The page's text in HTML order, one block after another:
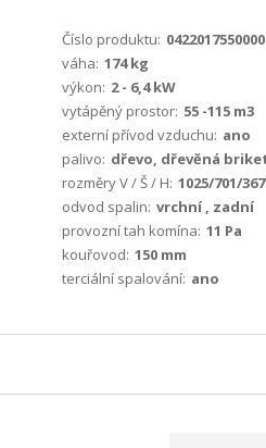
Číslo produktu: 0422017550000
váha: 174 kg
výkon: 2 - 6,4 kW
vytápěný prostor: 55 -115 m3
externí přívod vzduchu: ano
palivo: dřevo, dřevěná
rozměry V / Š / H: 1025/701/
odvod spalin: vrchní , zadní
provozní tah komína: 11 Pa
kouřovod: 150 mm
terciální spalování: ano